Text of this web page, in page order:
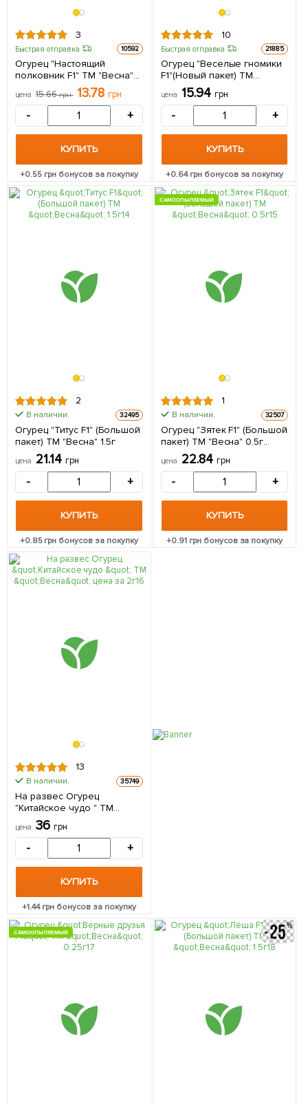
3
Быстрая отправка 10592
Огурец "Настоящий
полковник F1" ТМ "Весна"
0.25г (самоопыляемый)
цена 15.66грн 13.78 грн
- +
КУПИТЬ
+0.55 грн бонусов за покупку
10
Быстрая отправка 21885
Огурец "Веселые гномики
F1"(Новый пакет) ТМ
"Весна" 0.25г
(самоопыляемый)
цена 15.94 грн
- +
КУПИТЬ
+0.64грн бонусов за покупку
2
В наличии. 32495
Огурец "Титус F1" (Большой
пакет) ТМ "Весна" 1.5г
цена 21.14 грн
- +
КУПИТЬ
+0.85грн бонусов за покупку
САМООПЫЛЯЕМЫЙ
1
В наличии. 32507
Огурец "Зятек F1" (Большой
пакет) ТМ "Весна" 0.5г
(самоопыляемый)
цена 22.84 грн
- +
КУПИТЬ
+0.91грн бонусов за покупку
13
В наличии. 35749
На развес Огурец
"Китайское чудо " ТМ
"Весна" цена за 2г
цена 36 грн
- +
КУПИТЬ
+1.44грн бонусов за покупку
САМООПЫЛЯЕМЫЙ